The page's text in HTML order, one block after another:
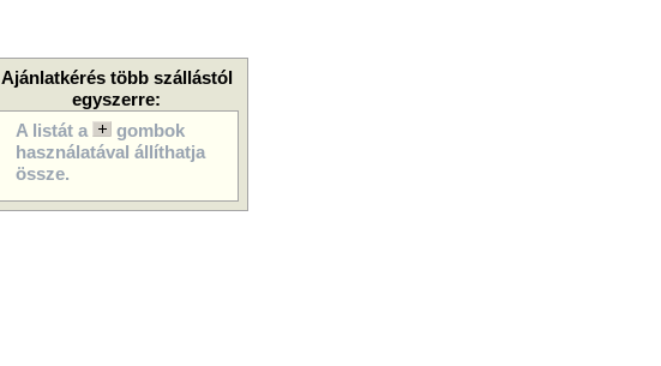
Ajánlatkérés több szállástól
egyszerre:
A listát a
gombok
használatával állíthatja
össze.